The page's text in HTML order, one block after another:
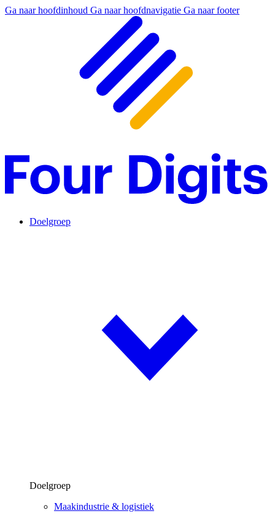
Ga naar hoofdinhoud Ga naar hoofdnavigatie Ga naar footer
Doelgroep
Doelgroep
Maakindustrie & logistiek